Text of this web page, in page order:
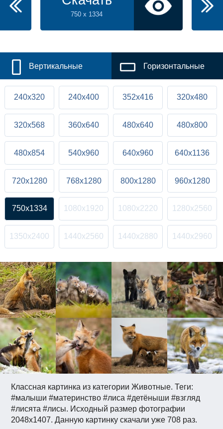
Классная картинка из категории Животные. Теги:
#малыши #материнство #лиса #детёныши #взгляд
#лисята #лисы. Исходный размер фотографии
2048x1407. Данную картинку скачали уже 708 раз.
750 x 1334
Вертикальные Горизонтальные
240x320 240x400 352x416 320x480
320x568 360x640 480x640 480x800
480x854 540x960 640x960 640x1136
720x1280 768x1280 800x1280 960x1280
750x1334 1080x1920 1080x2220 1280x2560
1350x2400 1440x2560 1440x2880 1440x2960